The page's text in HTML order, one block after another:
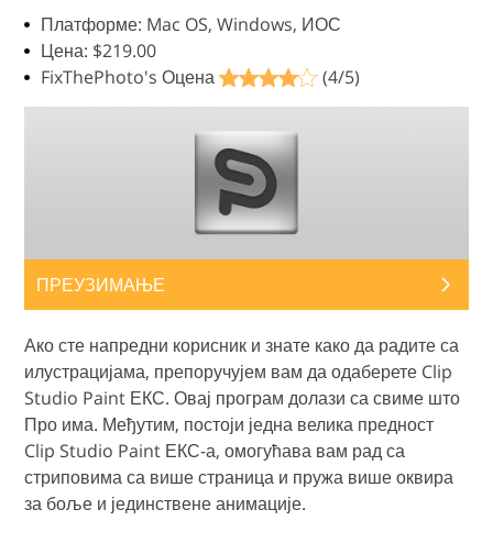
Платформе: Mac OS, Windows, ИОС
Цена: $219.00
FixThePhoto's Оцена
(4/5)
ПРЕУЗИМАЊЕ
Ако сте напредни корисник и знате како да радите са
илустрацијама, препоручујем вам да одаберете Clip
Studio Paint ЕКС. Овај програм долази са свиме што
Про има. Међутим, постоји једна велика предност
Clip Studio Paint ЕКС-а, омогућава вам рад са
стриповима са више страница и пружа више оквира
за боље и јединствене анимације.